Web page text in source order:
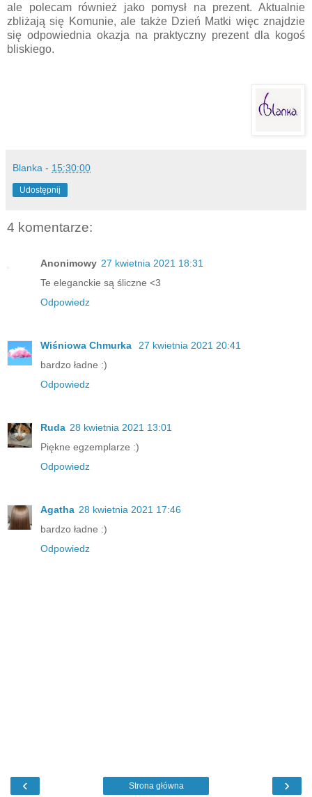
ale polecam również jako pomysł na prezent. Aktualnie
zbliżają się Komunie, ale także Dzień Matki więc znajdzie
się odpowiednia okazja na praktyczny prezent dla kogoś
bliskiego.
Blanka - 15:30:00
Udostępnij
4 komentarze:
Anonimowy 27 kwietnia 2021 18:31
Te eleganckie są śliczne <3
Odpowiedz
Wiśniowa Chmurka
27 kwietnia 2021 20:41
bardzo ładne :)
Odpowiedz
Ruda 28 kwietnia 2021 13:01
Piękne egzemplarze :)
Odpowiedz
Agatha 28 kwietnia 2021 17:46
bardzo ładne :)
Odpowiedz
‹ ›
Strona główna